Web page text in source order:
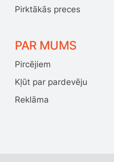
Pirktākās preces
PAR MUMS
Pircējiem
Kļūt par pardevēju
Reklāma